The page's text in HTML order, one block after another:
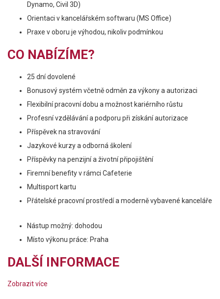
Dynamo, Civil 3D)
Orientaci v kancelářském softwaru (MS Office)
Praxe v oboru je výhodou, nikoliv podmínkou
CO NABÍZÍME?
25 dní dovolené
Bonusový systém včetně odměn za výkony a autorizaci
Flexibilní pracovní dobu a možnost kariérního růstu
Profesní vzdělávání a podporu při získání autorizace
Příspěvek na stravování
Jazykové kurzy a odborná školení
Příspěvky na penzijní a životní připojištění
Firemní benefity v rámci Cafeterie
Multisport kartu
Přátelské pracovní prostředí a moderně vybavené kanceláře
Nástup možný: dohodou
Místo výkonu práce: Praha
DALŠÍ INFORMACE
Zobrazit více